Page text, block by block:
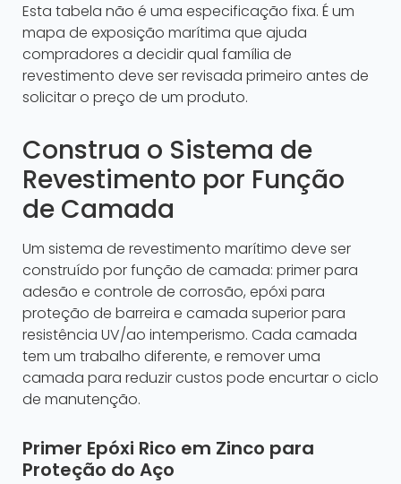
Esta tabela não é uma especificação fixa. É um
mapa de exposição marítima que ajuda
compradores a decidir qual família de
revestimento deve ser revisada primeiro antes de
solicitar o preço de um produto.
Construa o Sistema de
Revestimento por Função
de Camada
Um sistema de revestimento marítimo deve ser
construído por função de camada: primer para
adesão e controle de corrosão, epóxi para
proteção de barreira e camada superior para
resistência UV/ao intemperismo. Cada camada
tem um trabalho diferente, e remover uma
camada para reduzir custos pode encurtar o ciclo
de manutenção.
Primer Epóxi Rico em Zinco para
Proteção do Aço